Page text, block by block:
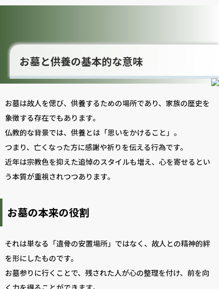
お墓と供養の基本的な意味
お墓は故人を偲び、供養するための場所であり、家族の歴史を
象徴する存在でもあります。
仏教的な背景では、供養とは「思いをかけること」。
つまり、亡くなった方に感謝や祈りを伝える行為です。
近年は宗教色を抑えた追悼のスタイルも増え、心を寄せるとい
う本質が重視されつつあります。
お墓の本来の役割
それは単なる「遺骨の安置場所」ではなく、故人との精神的絆
を形にしたものです。
お墓参りに行くことで、残された人が心の整理を付け、前を向